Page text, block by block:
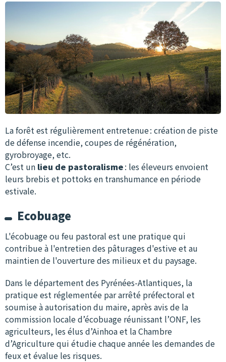
La forêt est régulièrement entretenue : création de piste
de défense incendie, coupes de régénération,
gyrobroyage, etc.
C’est un lieu de pastoralisme: les éleveurs envoient
leurs brebis et pottoks en transhumance en période
estivale.
Ecobuage
L'écobuage ou feu pastoral est une pratique qui
contribue à l'entretien des pâturages d'estive et au
maintien de l'ouverture des milieux et du paysage.
Dans le département des Pyrénées-Atlantiques, la
pratique est réglementée par arrêté préfectoral et
soumise à autorisation du maire, après avis de la
commission locale d’écobuage réunissant l’ONF, les
agriculteurs, les élus d’Ainhoa et la Chambre
d’Agriculture qui étudie chaque année les demandes de
feux et évalue les risques.